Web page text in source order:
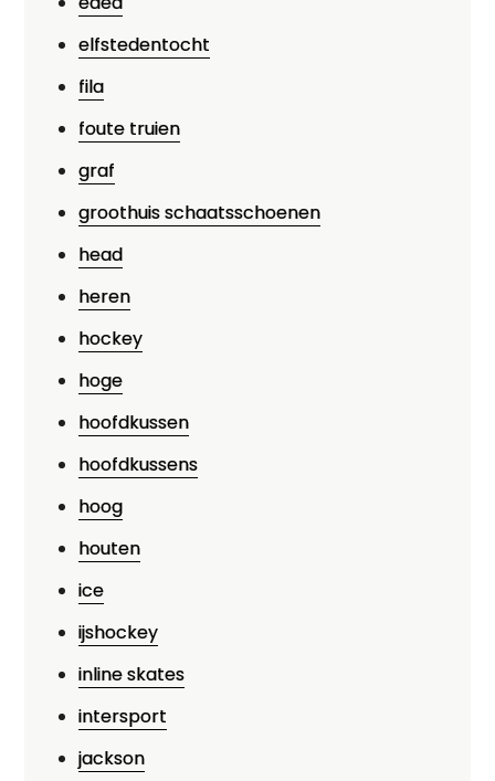
elfstedentocht
fila
foute truien
graf
groothuis schaatsschoenen
head
heren
hockey
hoge
hoofdkussen
hoofdkussens
hoog
houten
ice
ijshockey
inline skates
intersport
jackson